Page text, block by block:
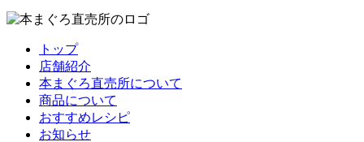
トップ
店舗紹介
本まぐろ直売所について
商品について
おすすめレシピ
お知らせ